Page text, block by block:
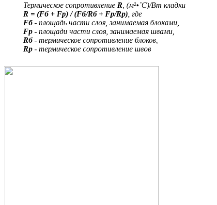
Термическое сопротивление R , (м²•˚С)/Вт кладки
R = (Fб + Fр) / (Fб/Rб + Fр/Rр) , где
Fб- площадь части слоя, занимаемая блоками,
Fр - площади части слоя, занимаемая швами,
Rб- термическое сопротивление блоков,
Rр - термическое сопротивление швов